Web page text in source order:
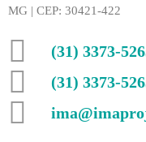
MG | CEP: 30421-422
(31) 3373-
(31) 3373-